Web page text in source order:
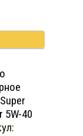
5W-40